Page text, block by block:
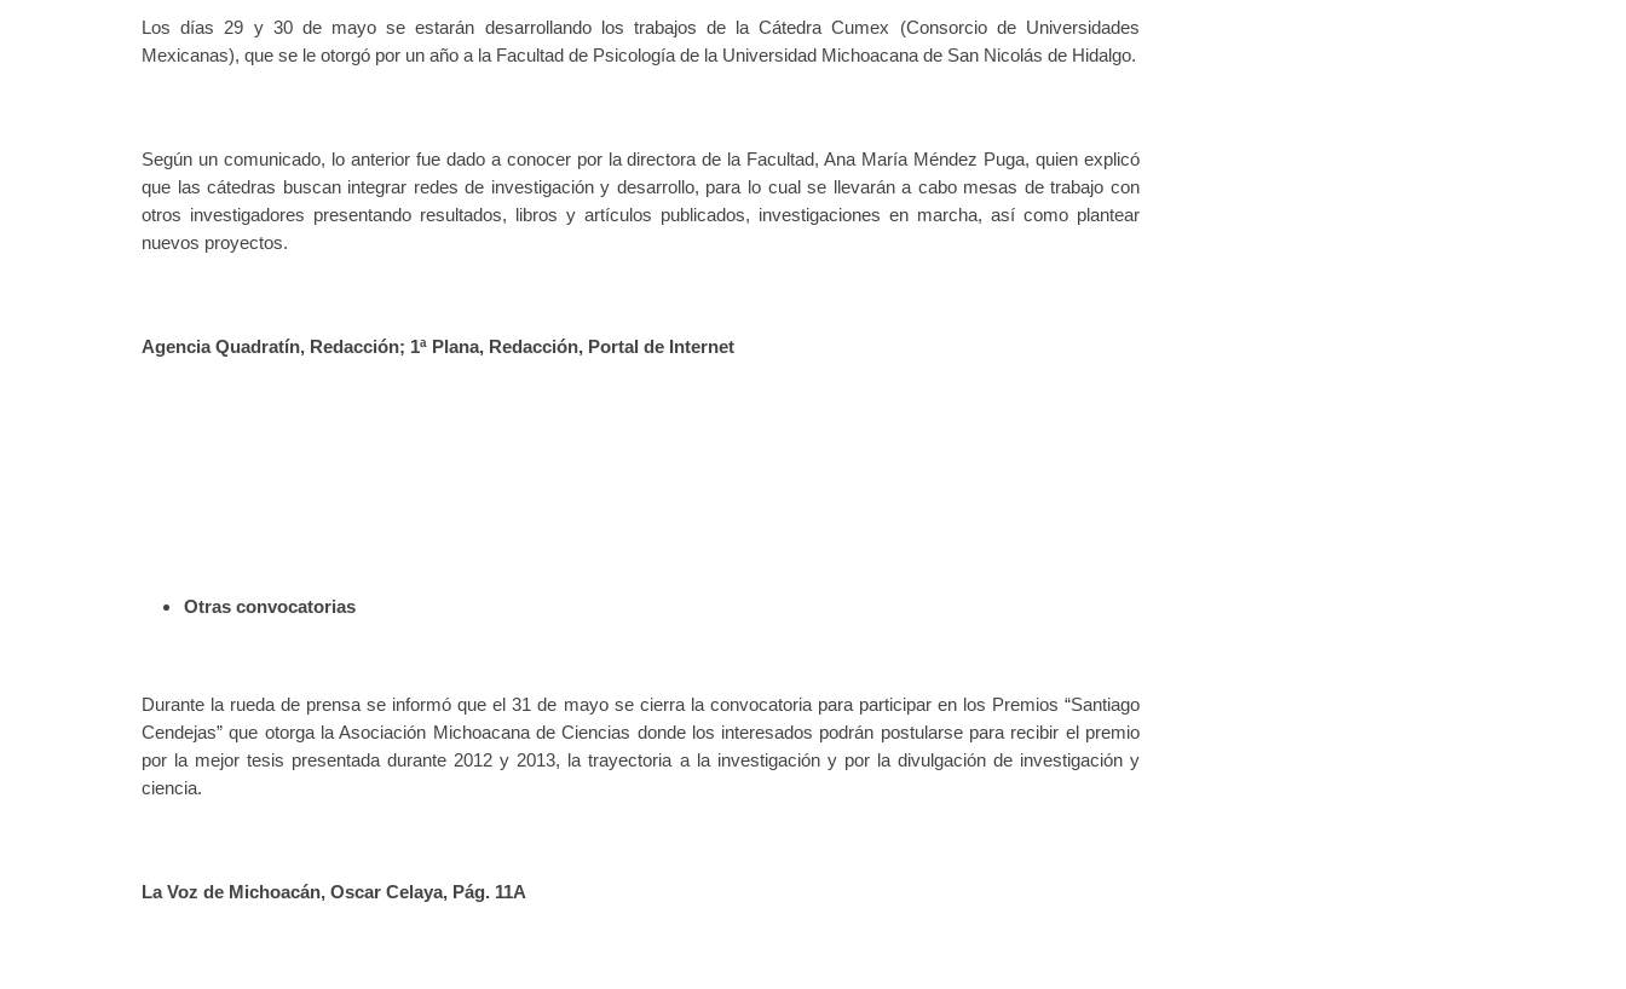
Los días 29 y 30 de mayo se estarán desarrollando los trabajos de la Cátedra Cumex (Consorcio de Universidades
Mexicanas), que se le otorgó por un año a la Facultad de Psicología de la Universidad Michoacana de San Nicolás de Hidalgo.
Según un comunicado, lo anterior fue dado a conocer por la directora de la Facultad, Ana María Méndez Puga, quien explicó
que las cátedras buscan integrar redes de investigación y desarrollo, para lo cual se llevarán a cabo mesas de trabajo con
otros investigadores presentando resultados, libros y artículos publicados, investigaciones en marcha, así como plantear
nuevos proyectos.
Agencia Quadratín, Redacción; 1ª Plana, Redacción, Portal de Internet
Otras convocatorias
Durante la rueda de prensa se informó que el 31 de mayo se cierra la convocatoria para participar en los Premios “Santiago
Cendejas” que otorga la Asociación Michoacana de Ciencias donde los interesados podrán postularse para recibir el premio
por la mejor tesis presentada durante 2012 y 2013, la trayectoria a la investigación y por la divulgación de investigación y
ciencia.
La Voz de Michoacán, Oscar Celaya, Pág. 11A